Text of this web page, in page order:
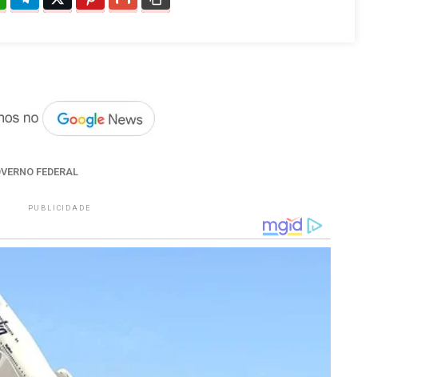
FEDERAL
PUBLICIDADE